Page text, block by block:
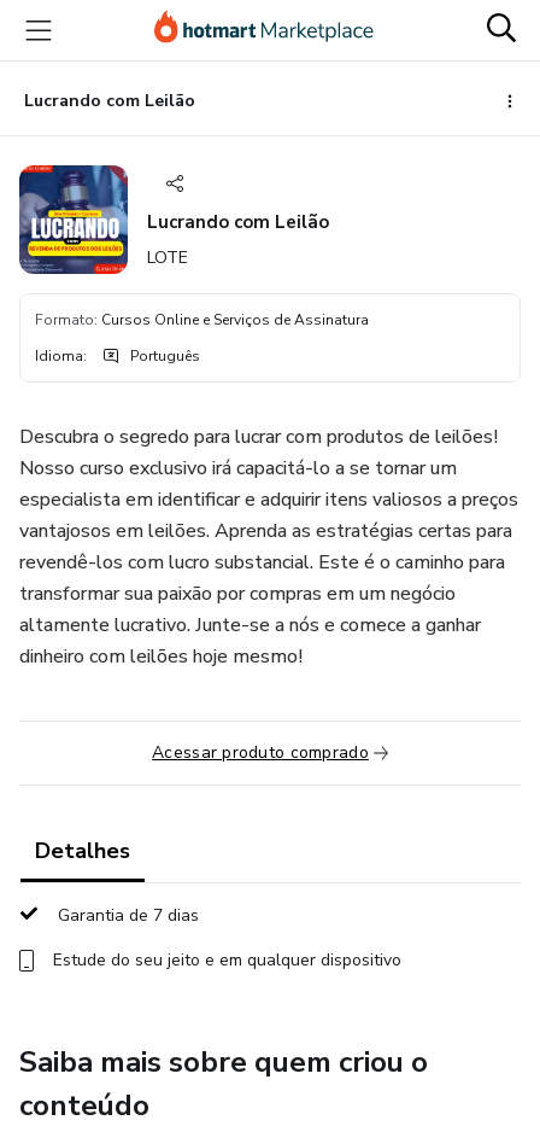
para
conteúdo
principal
para
pagamento
para
rodapé
Lucrando com Leilão
Lucrando com Leilão
LOTE
Formato: Cursos Online e Serviços de Assinatura
Idioma: Português
Descubra o segredo para lucrar com produtos de leilões!
Nosso curso exclusivo irá capacitá-lo a se tornar um
especialista em identificar e adquirir itens valiosos a preços
vantajosos em leilões. Aprenda as estratégias certas para
revendê-los com lucro substancial. Este é o caminho para
transformar sua paixão por compras em um negócio
altamente lucrativo. Junte-se a nós e comece a ganhar
dinheiro com leilões hoje mesmo!
Acessar produto comprado
Detalhes
Garantia de 7 dias
Estude do seu jeito e em qualquer dispositivo
Saiba mais sobre quem criou o
conteúdo